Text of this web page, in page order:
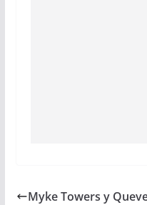
Myke Towers y